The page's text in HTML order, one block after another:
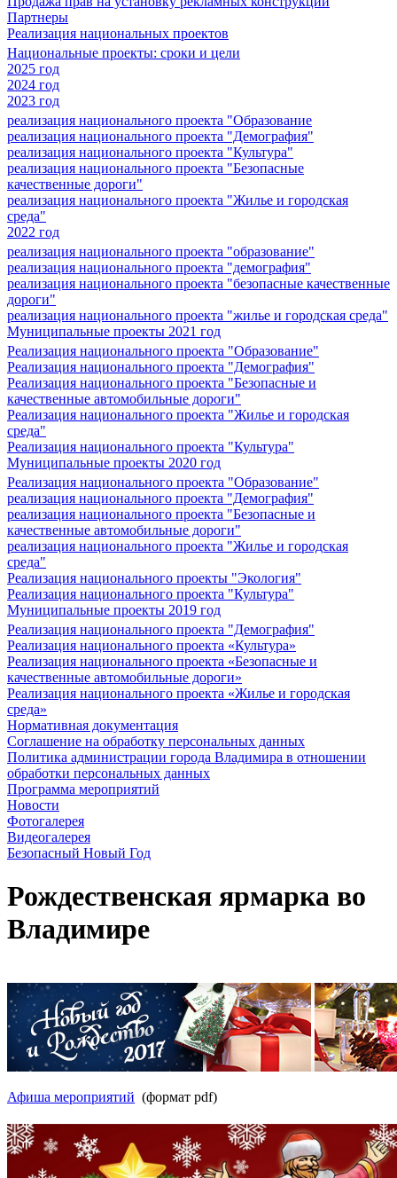
Партнеры
Реализация национальных проектов
Национальные проекты: сроки и цели
2025 год
2024 год
2023 год
реализация национального проекта "Образование
реализация национального проекта "Демография"
реализация национального проекта "Культура"
реализация национального проекта "Безопасные
качественные дороги"
реализация национального проекта "Жилье и городская
среда"
2022 год
реализация национального проекта "образование"
реализация национального проекта "демография"
реализация национального проекта "безопасные качественные
дороги"
реализация национального проекта "жилье и городская среда"
Муниципальные проекты 2021 год
Реализация национального проекта "Образование"
Реализация национального проекта "Демография"
Реализация национального проекта "Безопасные и
качественные автомобильные дороги"
Реализация национального проекта "Жилье и городская
среда"
Реализация национального проекта "Культура"
Муниципальные проекты 2020 год
Реализация национального проекта "Образование"
реализация национального проекта "Демография"
реализация национального проекта "Безопасные и
качественные автомобильные дороги"
реализация национального проекта "Жилье и городская
среда"
Реализация национального проекты "Экология"
Реализация национального проекта "Культура"
Муниципальные проекты 2019 год
Реализация национального проекта "Демография"
Реализация национального проекта «Культура»
Реализация национального проекта «Безопасные и
качественные автомобильные дороги»
Реализация национального проекта «Жилье и городская
среда»
Нормативная документация
Соглашение на обработку персональных данных
Политика администрации города Владимира в отношении
обработки персональных данных
Программа мероприятий
Новости
Фотогалерея
Видеогалерея
Безопасный Новый Год
Рождественская ярмарка во
Владимире
Афиша мероприятий (формат pdf)